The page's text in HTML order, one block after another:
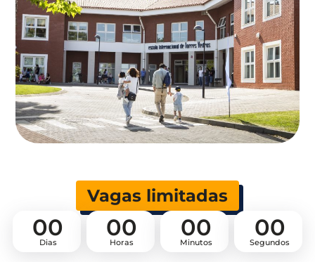
Vagas limitadas
00
Dias
00
Horas
00
Minutos
00
Segundos